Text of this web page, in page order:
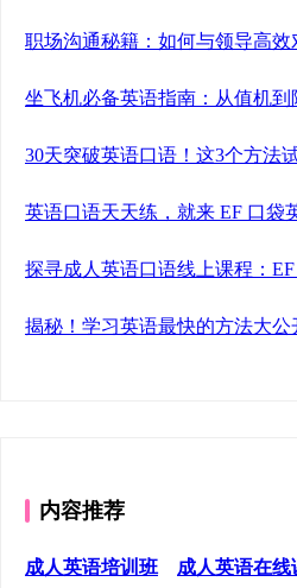
职场沟通秘籍：如何与领导高效
坐飞机必备英语指南：从值机到
30天突破英语口语！这3个方法
英语口语天天练，就来 EF 口袋
探寻成人英语口语线上课程：
揭秘！学习英语最快的方法大公
内容推荐
成人英语培训班
成人英语在线